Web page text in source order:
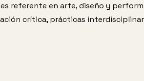
es referente en arte, diseño y
crítica, prácticas